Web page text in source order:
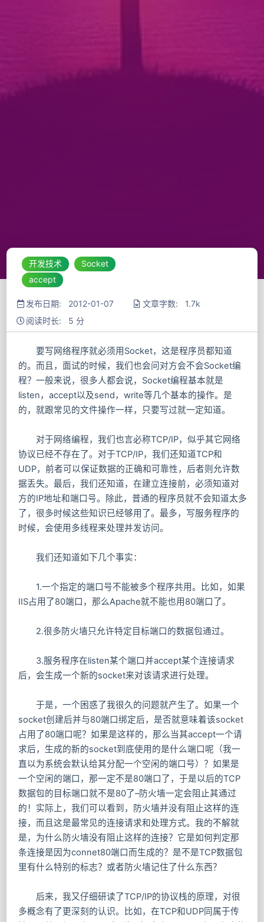
开发技术
Socket
accept
发布日期: 2012-01-07
文章字数: 1.7k
阅读时长: 5 分
要写网络程序就必须用Socket，这是程序员都知道
的。而且，面试的时候，我们也会问对方会不会Socket编
程？一般来说，很多人都会说，Socket编程基本就是
listen，accept以及send，write等几个基本的操作。是
的，就跟常见的文件操作一样，只要写过就一定知道。
对于网络编程，我们也言必称TCP/IP，似乎其它网络
协议已经不存在了。对于TCP/IP，我们还知道TCP和
UDP，前者可以保证数据的正确和可靠性，后者则允许数
据丢失。最后，我们还知道，在建立连接前，必须知道对
方的IP地址和端口号。除此，普通的程序员就不会知道太多
了，很多时候这些知识已经够用了。最多，写服务程序的
时候，会使用多线程来处理并发访问。
我们还知道如下几个事实：
1.一个指定的端口号不能被多个程序共用。比如，如果
IIS占用了80端口，那么Apache就不能也用80端口了。
2.很多防火墙只允许特定目标端口的数据包通过。
3.服务程序在listen某个端口并accept某个连接请求
后，会生成一个新的socket来对该请求进行处理。
于是，一个困惑了我很久的问题就产生了。如果一个
socket创建后并与80端口绑定后，是否就意味着该socket
占用了80端口呢？如果是这样的，那么当其accept一个请
求后，生成的新的socket到底使用的是什么端口呢（我一
直以为系统会默认给其分配一个空闲的端口号）？如果是
一个空闲的端口，那一定不是80端口了，于是以后的TCP
数据包的目标端口就不是80了–防火墙一定会阻止其通过
的！实际上，我们可以看到，防火墙并没有阻止这样的连
接，而且这是最常见的连接请求和处理方式。我的不解就
是，为什么防火墙没有阻止这样的连接？它是如何判定那
条连接是因为connet80端口而生成的？是不是TCP数据包
里有什么特别的标志？或者防火墙记住了什么东西？
后来，我又仔细研读了TCP/IP的协议栈的原理，对很
多概念有了更深刻的认识。比如，在TCP和UDP同属于传